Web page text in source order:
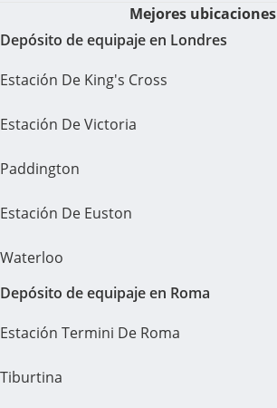
Mejores ubicaciones
Depósito de equipaje en Londres
Estación De King's Cross
Estación De Victoria
Paddington
Estación De Euston
Waterloo
Depósito de equipaje en Roma
Estación Termini De Roma
Tiburtina